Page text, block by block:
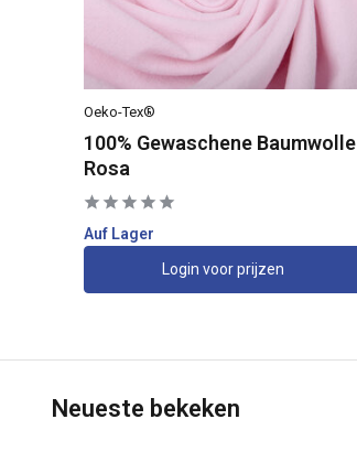
Oeko-Tex®
100% Gewaschene Baumwolle
Rosa
Auf Lager
Login voor prijzen
Neueste bekeken